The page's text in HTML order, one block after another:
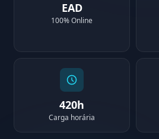
EAD
100% Online
420h
Carga horária